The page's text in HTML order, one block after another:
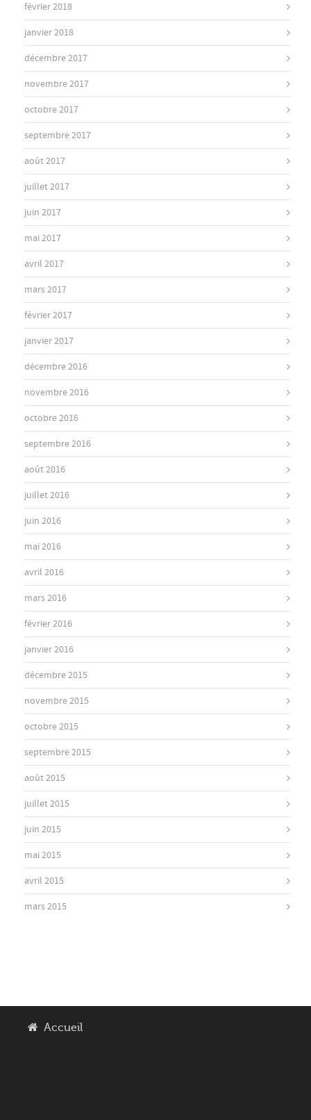
février 2018
janvier 2018
décembre 2017
novembre 2017
octobre 2017
septembre 2017
août 2017
juillet 2017
juin 2017
mai 2017
avril 2017
mars 2017
février 2017
janvier 2017
décembre 2016
novembre 2016
octobre 2016
septembre 2016
août 2016
juillet 2016
juin 2016
mai 2016
avril 2016
mars 2016
février 2016
janvier 2016
décembre 2015
novembre 2015
octobre 2015
septembre 2015
août 2015
juillet 2015
juin 2015
mai 2015
avril 2015
mars 2015
Accueil